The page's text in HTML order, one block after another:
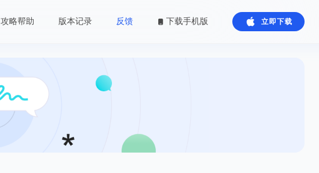
攻略帮助 版本记录 反馈 下载手机版 立即下载